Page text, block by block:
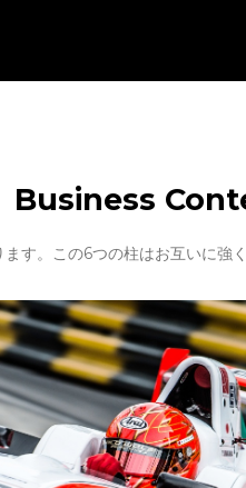
Business
す。この6つの柱はお互いに強